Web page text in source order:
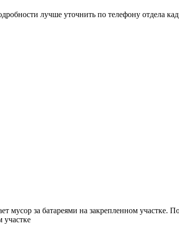
лучше уточнить по телефону отдела
за батареями на закрепленном участке.
участке